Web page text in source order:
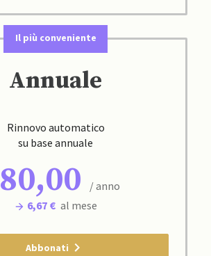
Il più conveniente
Annuale
Rinnovo automatico
su base annuale
80,00
/ anno
6,67 € al mese
Abbonati